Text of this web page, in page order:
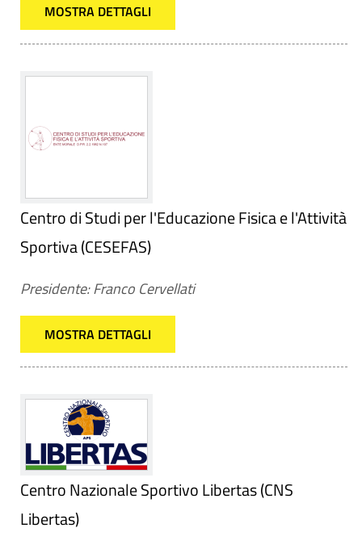
MOSTRA DETTAGLI
Centro di Studi per l'Educazione Fisica e l'Attività
Sportiva (CESEFAS)
Presidente: Franco Cervellati
MOSTRA DETTAGLI
Centro Nazionale Sportivo Libertas (CNS
Libertas)